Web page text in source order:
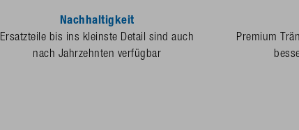
Nachhaltigkeit
Ersatzteile bis ins kleinste Detail sind auch
nach Jahrzehnten verfügbar
Premium